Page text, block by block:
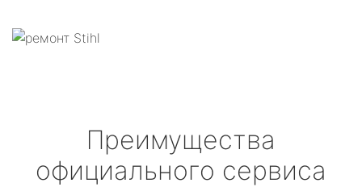
Преимущества
официального сервиса